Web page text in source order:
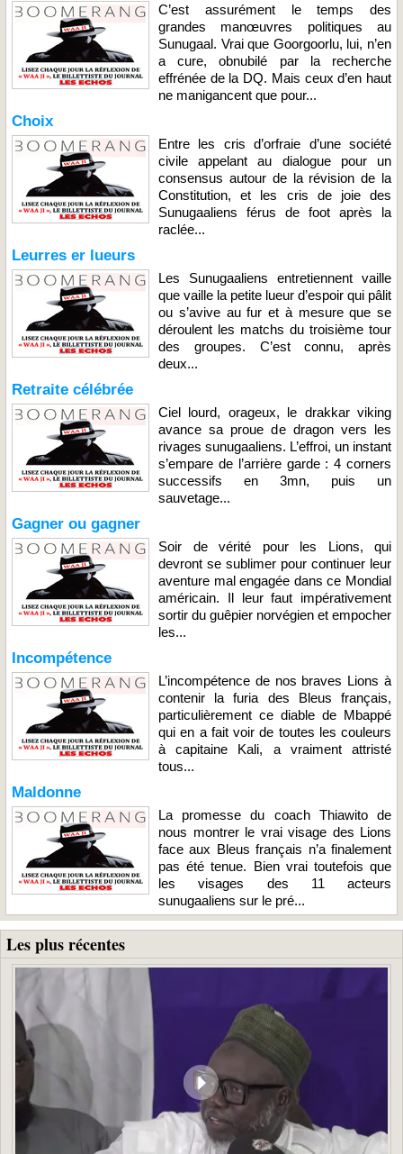
C’est assurément le temps des
grandes manœuvres politiques au
Sunugaal. Vrai que Goorgoorlu, lui, n’en
a cure, obnubilé par la recherche
effrénée de la DQ. Mais ceux d’en haut
ne manigancent que pour...
Choix
Entre les cris d’orfraie d’une société
civile appelant au dialogue pour un
consensus autour de la révision de la
Constitution, et les cris de joie des
Sunugaaliens férus de foot après la
raclée...
Leurres er lueurs
Les Sunugaaliens entretiennent vaille
que vaille la petite lueur d’espoir qui pâlit
ou s’avive au fur et à mesure que se
déroulent les matchs du troisième tour
des groupes. C’est connu, après
deux...
Retraite célébrée
Ciel lourd, orageux, le drakkar viking
avance sa proue de dragon vers les
rivages sunugaaliens. L’effroi, un instant
s’empare de l’arrière garde : 4 corners
successifs en 3mn, puis un
sauvetage...
Gagner ou gagner
Soir de vérité pour les Lions, qui
devront se sublimer pour continuer leur
aventure mal engagée dans ce Mondial
américain. Il leur faut impérativement
sortir du guêpier norvégien et empocher
les...
Incompétence
L’incompétence de nos braves Lions à
contenir la furia des Bleus français,
particulièrement ce diable de Mbappé
qui en a fait voir de toutes les couleurs
à capitaine Kali, a vraiment attristé
tous...
Maldonne
La promesse du coach Thiawito de
nous montrer le vrai visage des Lions
face aux Bleus français n’a finalement
pas été tenue. Bien vrai toutefois que
les visages des 11 acteurs
sunugaaliens sur le pré...
Les plus récentes